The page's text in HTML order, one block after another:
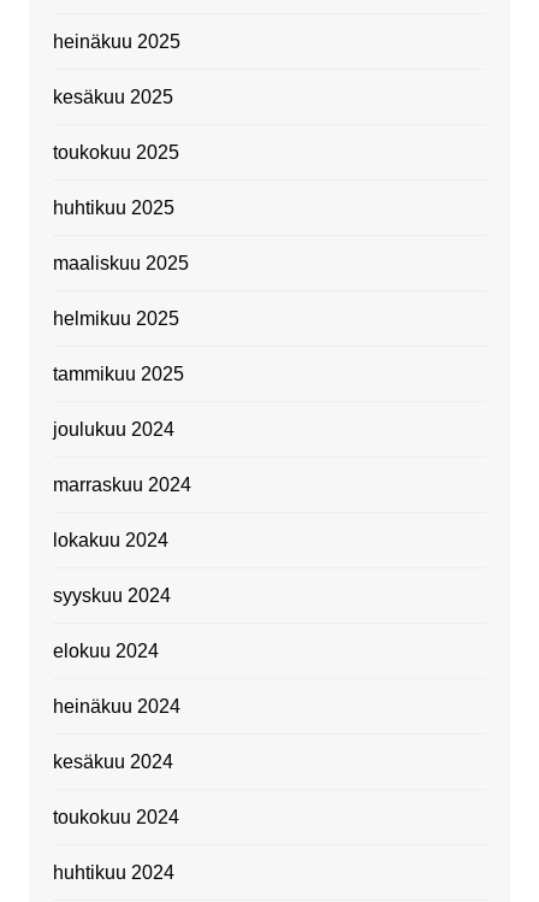
heinäkuu 2025
kesäkuu 2025
toukokuu 2025
huhtikuu 2025
maaliskuu 2025
helmikuu 2025
tammikuu 2025
joulukuu 2024
marraskuu 2024
lokakuu 2024
syyskuu 2024
elokuu 2024
heinäkuu 2024
kesäkuu 2024
toukokuu 2024
huhtikuu 2024